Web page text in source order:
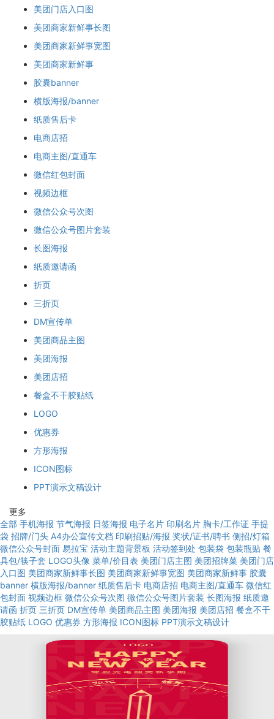
美团门店入口图
美团商家新鲜事长图
美团商家新鲜事宽图
美团商家新鲜事
胶囊banner
横版海报/banner
纸质售后卡
电商店招
电商主图/直通车
微信红包封面
视频边框
微信公众号次图
微信公众号图片套装
长图海报
纸质邀请函
折页
三折页
DM宣传单
美团商品主图
美团海报
美团店招
餐盒不干胶贴纸
LOGO
优惠券
方形海报
ICON图标
PPT演示文稿设计
更多
全部 手机海报 节气海报 日签海报 电子名片 印刷名片 胸卡/工作证 手提
袋 招牌/门头 A4办公宣传文档 印刷招贴/海报 奖状/证书/聘书 侧招/灯箱
微信公众号封面 易拉宝 活动主题背景板 活动签到处 包装袋 包装瓶贴 餐
具包/筷子套 LOGO头像 菜单/价目表 美团门店主图 美团招牌菜 美团门店
入口图 美团商家新鲜事长图 美团商家新鲜事宽图 美团商家新鲜事 胶囊
banner 横版海报/banner 纸质售后卡 电商店招 电商主图/直通车 微信红
包封面 视频边框 微信公众号次图 微信公众号图片套装 长图海报 纸质邀
请函 折页 三折页 DM宣传单 美团商品主图 美团海报 美团店招 餐盒不干
胶贴纸 LOGO 优惠券 方形海报 ICON图标 PPT演示文稿设计